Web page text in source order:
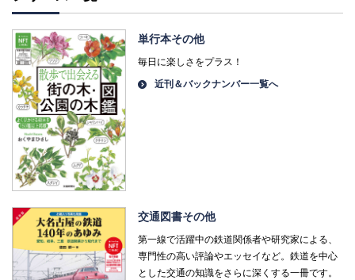
単行本その他
毎日に楽しさをプラス！
近刊＆バックナンバー一覧へ
交通図書その他
第一線で活躍中の鉄道関係者や研究家による、
専門性の高い評論やエッセイなど。鉄道を中心
とした交通の知識をさらに深くする一冊です。